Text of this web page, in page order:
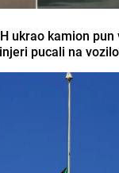
ukrao kamion pun
pucali na vozilo